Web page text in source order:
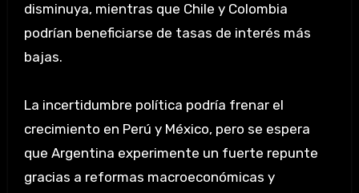
disminuya, mientras que Chile y Colombia
podrían beneficiarse de tasas de interés más
bajas.
La incertidumbre política podría frenar el
crecimiento en Perú y México, pero se espera
que Argentina experimente un fuerte repunte
gracias a reformas macroeconómicas y